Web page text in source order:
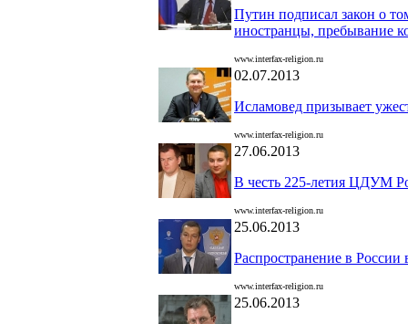
Путин подписал закон о
иностранцы, пребывание
www.interfax-religion.ru
02.07.2013
Исламовед призывает
www.interfax-religion.ru
27.06.2013
В честь 225-летия ЦДУМ
www.interfax-religion.ru
25.06.2013
Распространение в
www.interfax-religion.ru
25.06.2013